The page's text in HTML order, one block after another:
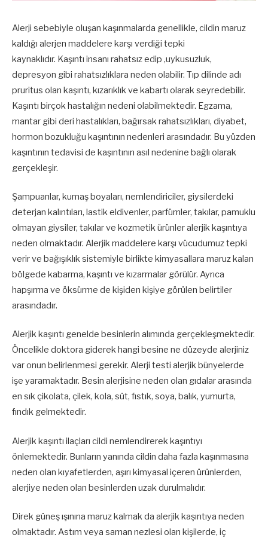
Alerji sebebiyle oluşan kaşınmalarda genellikle, cildin maruz
kaldığı alerjen maddelere karşı verdiği tepki
kaynaklıdır. Kaşıntı insanı rahatsız edip ,uykusuzluk,
depresyon gibi rahatsızlıklara neden olabilir. Tıp dilinde adı
pruritus olan kaşıntı, kızarıklık ve kabartı olarak seyredebilir.
Kaşıntı birçok hastalığın nedeni olabilmektedir. Egzama,
mantar gibi deri hastalıkları, bağırsak rahatsızlıkları, diyabet,
hormon bozukluğu kaşıntının nedenleri arasındadır. Bu yüzden
kaşıntının tedavisi de kaşıntının asıl nedenine bağlı olarak
gerçekleşir.
Şampuanlar, kumaş boyaları, nemlendiriciler, giysilerdeki
deterjan kalıntıları, lastik eldivenler, parfümler, takılar, pamuklu
olmayan giysiler, takılar ve kozmetik ürünler alerjik kaşıntıya
neden olmaktadır. Alerjik maddelere karşı vücudumuz tepki
verir ve bağışıklık sistemiyle birlikte kimyasallara maruz kalan
bölgede kabarma, kaşıntı ve kızarmalar görülür. Ayrıca
hapşırma ve öksürme de kişiden kişiye görülen belirtiler
arasındadır.
Alerjik kaşıntı genelde besinlerin alımında gerçekleşmektedir.
Öncelikle doktora giderek hangi besine ne düzeyde alerjiniz
var onun belirlenmesi gerekir. Alerji testi alerjik bünyelerde
işe yaramaktadır. Besin alerjisine neden olan gıdalar arasında
en sık çikolata, çilek, kola, süt, fıstık, soya, balık, yumurta,
fındık gelmektedir.
Alerjik kaşıntı ilaçları cildi nemlendirerek kaşıntıyı
önlemektedir. Bunların yanında cildin daha fazla kaşınmasına
neden olan kıyafetlerden, aşırı kimyasal içeren ürünlerden,
alerjiye neden olan besinlerden uzak durulmalıdır.
Direk güneş ışınına maruz kalmak da alerjik kaşıntıya neden
olmaktadır. Astım veya saman nezlesi olan kişilerde, iç